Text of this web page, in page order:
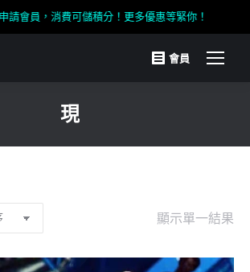
會員，消費可儲積分！更多優惠等緊你！
會員
現
顯示單一結果